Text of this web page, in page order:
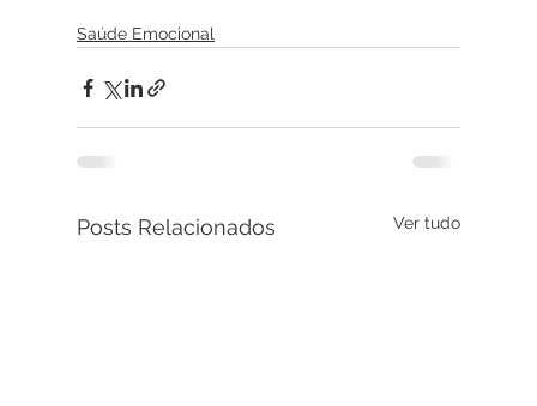
Saúde Emocional
Posts Relacionados Ver tudo